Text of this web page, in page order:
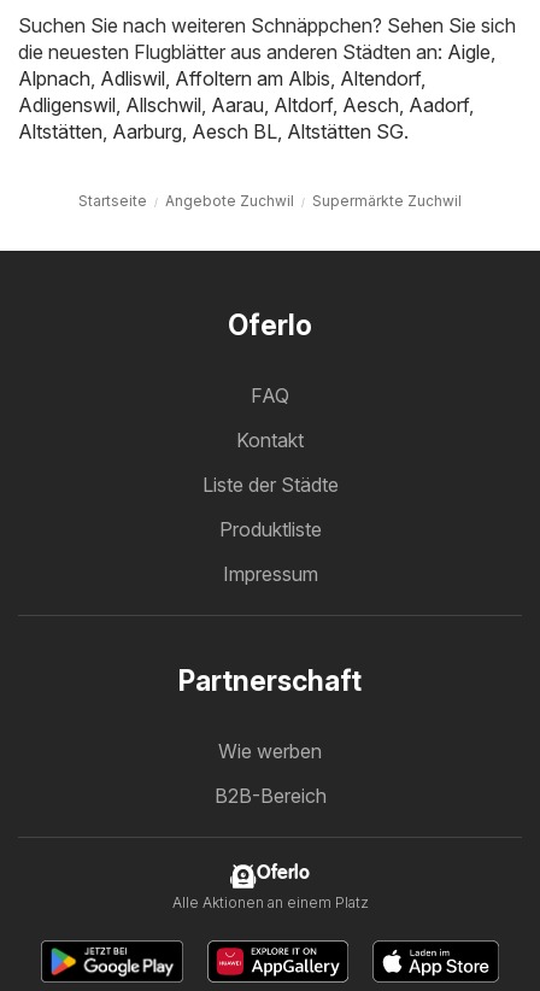
Suchen Sie nach weiteren Schnäppchen? Sehen Sie sich
die neuesten Flugblätter aus anderen Städten an: Aigle,
Alpnach, Adliswil, Affoltern am Albis, Altendorf,
Adligenswil, Allschwil, Aarau, Altdorf, Aesch, Aadorf,
Altstätten, Aarburg, Aesch BL, Altstätten SG.
Startseite Angebote Zuchwil Supermärkte Zuchwil
Oferlo
FAQ
Kontakt
Liste der Städte
Produktliste
Impressum
Partnerschaft
Wie werben
B2B-Bereich
Oferlo
Alle Aktionen an einem Platz